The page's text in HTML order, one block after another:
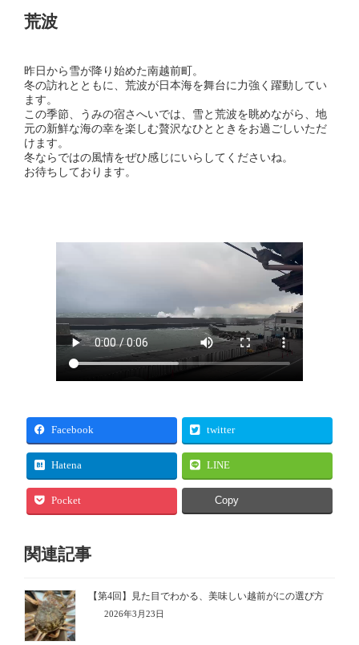
荒波
昨日から雪が降り始めた南越前町。
冬の訪れとともに、荒波が日本海を舞台に力強く躍動してい
ます。
この季節、うみの宿さへいでは、雪と荒波を眺めながら、地
元の新鮮な海の幸を楽しむ贅沢なひとときをお過ごしいただ
けます。
冬ならではの風情をぜひ感じにいらしてくださいね。
お待ちしております。
Facebook twitter
Hatena LINE
Pocket Copy
関連記事
【第4回】見た目でわかる、美味しい越前がにの選び方
2026年3月23日